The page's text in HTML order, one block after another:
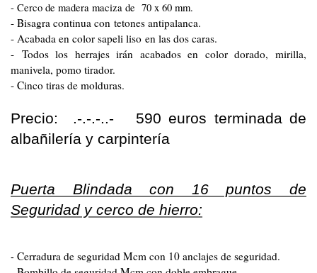
- Cerco de madera maciza de 70 x 60 mm.
- Bisagra continua con tetones antipalanca.
- Acabada en color sapeli liso en las dos caras.
- Todos los herrajes irán acabados en color dorado, mirilla,
manivela, pomo tirador.
- Cinco tiras de molduras.
Precio: .-.-.-..- 590 euros terminada de
albañilería y carpintería
Puerta Blindada con 16 puntos de
Seguridad y cerco de hierro:
- Cerradura de seguridad Mcm con 10 anclajes de seguridad.